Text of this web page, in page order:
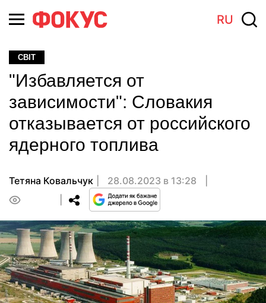
RU
СВІТ
"Избавляется от
зависимости": Словакия
отказывается от российского
ядерного топлива
Тетяна Ковальчук
28.08.2023 в 13:28